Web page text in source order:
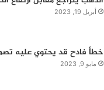
أبريل 19, 2023
خطأ فادح قد يحتوي عليه
مايو 9, 2023